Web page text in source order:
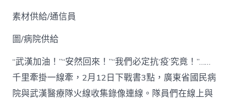
素材供給/通信員
圖/病院供給
“武漢加油！”“安然回來！”“我們必定抗‘疫’究竟！”……
千里牽掛一線牽，2月12日下戰書3點，廣東省國民病
院與武漢醫療隊火線收集錄像連線。隊員們在線上與